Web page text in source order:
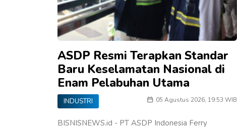
ASDP Resmi Terapkan Standar
Baru Keselamatan Nasional di
Enam Pelabuhan Utama
INDUSTRI 05 Agustus 2026, 19:53 WIB
BISNISNEWS.id - PT ASDP Indonesia Ferry